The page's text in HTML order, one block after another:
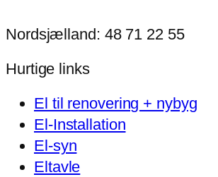
Nordsjælland: 48 71 22 55
Hurtige links
El til renovering + nybyg
El-Installation
El-syn
Eltavle